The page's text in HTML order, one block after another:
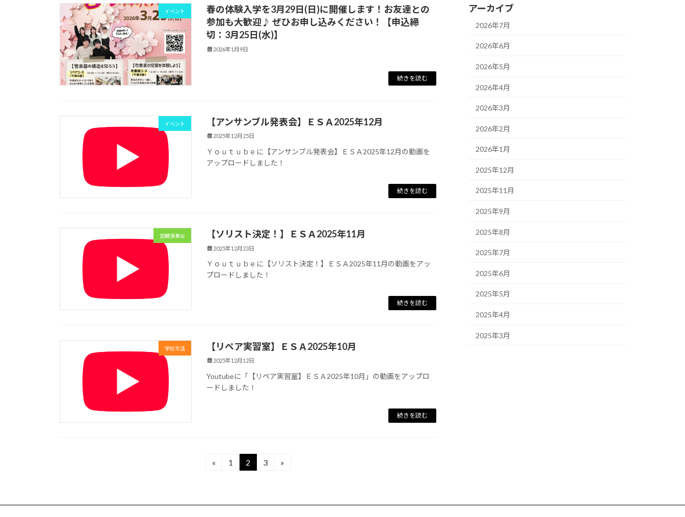
イベント
春の体験入学を3月29日(日)に開催します！お友達との
参加も大歓迎♪ ぜひお申し込みください！【申込締
切：3月25日(水)】
2026年1月9日
続きを読む
イベント 【アンサンブル発表会】ＥＳＡ2025年12月
2025年12月25日
Ｙｏｕｔｕｂｅに【アンサンブル発表会】ＥＳＡ2025年12月の動画を
アップロードしました！
続きを読む
定期演奏会 【ソリスト決定！】ＥＳＡ2025年11月
2025年12月23日
Ｙｏｕｔｕｂｅに【ソリスト決定！】ＥＳＡ2025年11月の動画をアッ
プロードしました！
続きを読む
学校生活 【リペア実習室】ＥＳＡ2025年10月
2025年12月12日
Youtubeに「【リペア実習室】ＥＳＡ2025年10月」の動画をアップロ
ードしました！
続きを読む
の
«
固
1
固
2
固
3 »
アーカイブ
2026年7月
2026年6月
2026年5月
2026年4月
2026年3月
2026年2月
2026年1月
2025年12月
2025年11月
2025年9月
2025年8月
2025年7月
2025年6月
2025年5月
2025年4月
2025年3月